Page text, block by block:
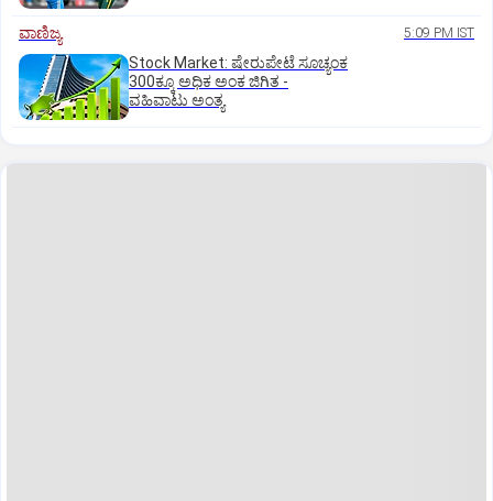
ವಾಣಿಜ್ಯ 5:09 PM IST
Stock Market: ಷೇರುಪೇಟೆ ಸೂಚ್ಯಂಕ
300ಕ್ಕೂ ಅಧಿಕ ಅಂಕ ಜಿಗಿತ -
ವಹಿವಾಟು ಅಂತ್ಯ